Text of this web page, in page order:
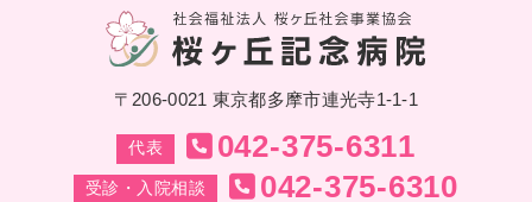
〒206-0021 東京都多摩市連光寺1-1-1
代表 042-375-6311
受診・入院相談 042-375-6310